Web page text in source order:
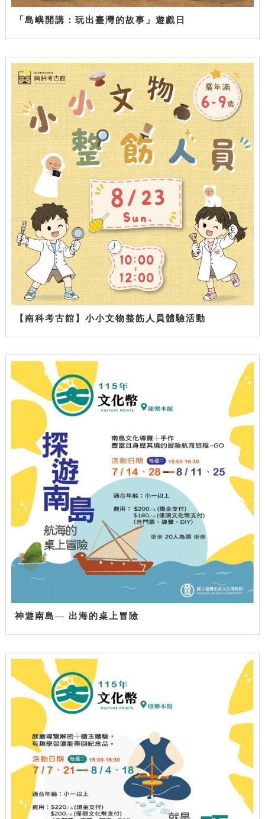
「島嶼開講：玩出臺灣的故事」遊戲日
【南科考古館】小小文物整飭人員體驗活動
神遊南島— 出海的桌上冒險